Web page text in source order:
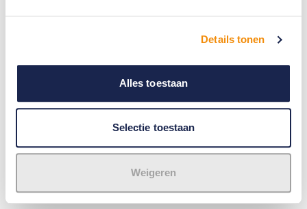
Details tonen
Alles toestaan
Selectie toestaan
Weigeren